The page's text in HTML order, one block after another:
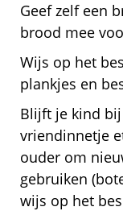
Geef zelf een
brood mee
Wijs op het
plankjes en
Blijft je kind
vriendinnetje
ouder om
gebruiken
wijs op het